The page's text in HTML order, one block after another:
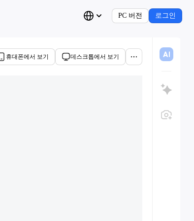
PC 버전 로그인
휴대폰에서 보기 데스크톱에서 보기